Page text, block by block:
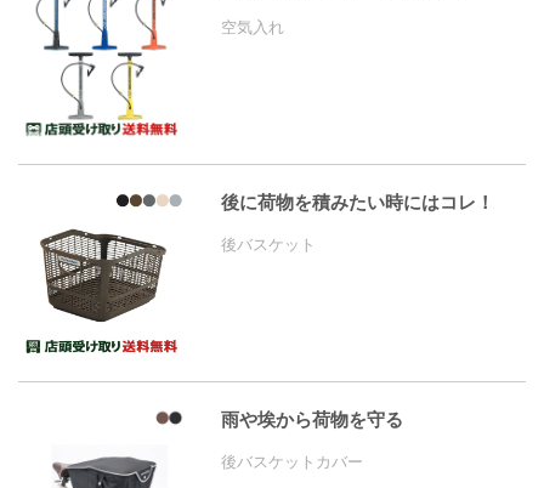
空気入れ
後に荷物を積みたい時にはコレ！
後バスケット
雨や埃から荷物を守る
後バスケットカバー